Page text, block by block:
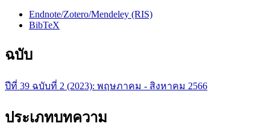
Endnote/Zotero/Mendeley (RIS)
BibTeX
ฉบับ
ปีที่ 39 ฉบับที่ 2 (2023): พฤษภาคม - สิงหาคม 2566
ประเภทบทความ